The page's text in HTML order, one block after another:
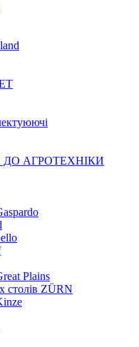
АГРОТЕХНІКИ
Plains
столів ZÜRN